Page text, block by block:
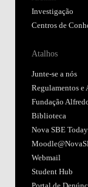
Investigação
Centros de
Atalhos
Junte-se a nós
Regulamentos e
Fundação
Biblioteca
Nova SBE Today
Webmail
Student Hub